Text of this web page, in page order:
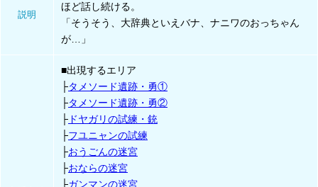
説明
ほど話し続ける。
「そうそう、大辞典といえバナ、ナニワのおっちゃん
が…」
■出現するエリア
├タメソード遺跡・勇①
├タメソード遺跡・勇②
├ ドヤガリの試練・銃
├フユニャンの試練
├おうごんの迷宮
├おならの迷宮
├ガンマンの迷宮